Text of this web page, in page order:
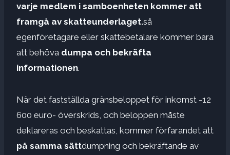
varje medlem i samboenheten kommer att
framgå av skatteunderlaget.så
egenföretagare eller skattebetalare kommer bara
att behöva dumpa och bekräfta
informationen.
När det fastställda gränsbeloppet för inkomst -12
600 euro- överskrids, och beloppen måste
deklareras och beskattas, kommer förfarandet att
på samma sättdumpning och bekräftande av